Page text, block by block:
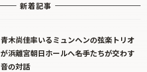
新着記事
青木尚佳率いるミュンヘンの弦楽トリオ
が浜離宮朝日ホールへ――名手たちが交わす
音の対話